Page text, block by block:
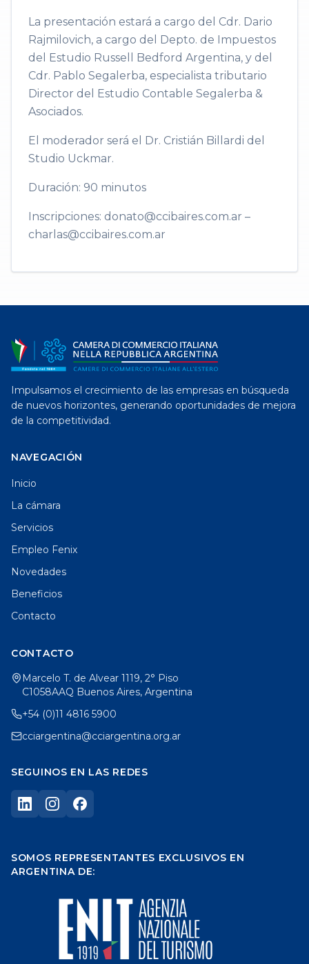
La presentación estará a cargo del Cdr. Dario
Rajmilovich, a cargo del Depto. de Impuestos
del Estudio Russell Bedford Argentina, y del
Cdr. Pablo Segalerba, especialista tributario
Director del Estudio Contable Segalerba &
Asociados.
El moderador será el Dr. Cristián Billardi del
Studio Uckmar.
Duración: 90 minutos
Inscripciones: donato@ccibaires.com.ar –
charlas@ccibaires.com.ar
Impulsamos el crecimiento de las empresas en búsqueda
de nuevos horizontes, generando oportunidades de mejora
de la competitividad.
NAVEGACIÓN
Inicio
La cámara
Servicios
Empleo Fenix
Novedades
Beneficios
Contacto
CONTACTO
Marcelo T. de Alvear 1119, 2° Piso
C1058AAQ Buenos Aires, Argentina
+54 (0)11 4816 5900
cciargentina@cciargentina.org.ar
SEGUINOS EN LAS REDES
SOMOS REPRESENTANTES EXCLUSIVOS EN
ARGENTINA DE: